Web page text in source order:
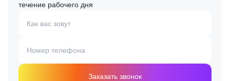
течение рабочего дня
Как вас зовут
Номер телефона
Заказать звонок